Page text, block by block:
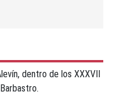
dentro de los XXXVII